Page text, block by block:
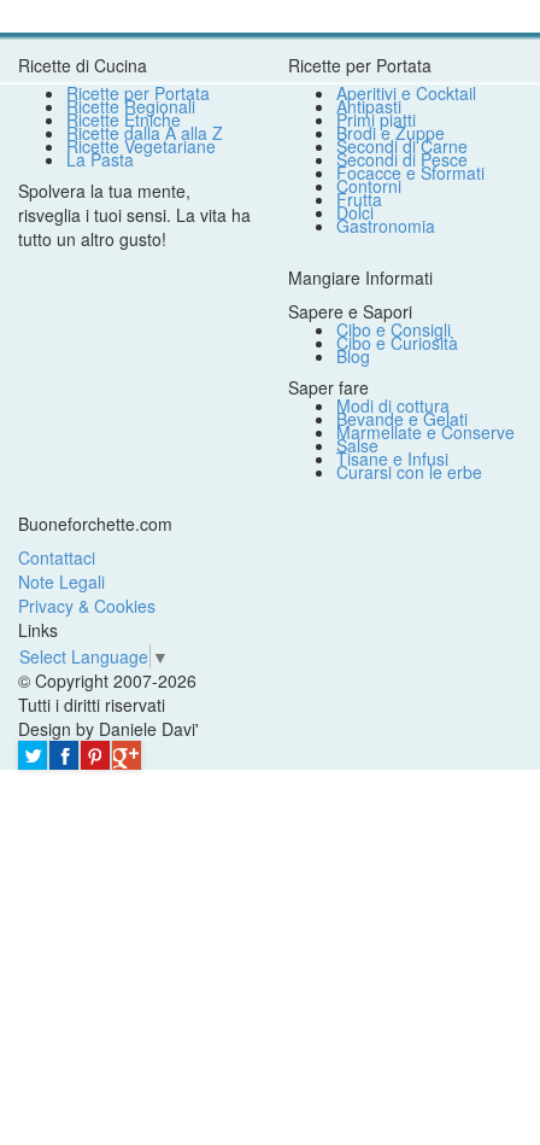
Ricette di Cucina
Ricette per Portata
Ricette Regionali
Ricette Etniche
Ricette dalla A alla Z
Ricette Vegetariane
La Pasta
Spolvera la tua mente,
risveglia i tuoi sensi. La vita ha
tutto un altro gusto!
Ricette per Portata
Aperitivi e Cocktail
Antipasti
Primi piatti
Brodi e Zuppe
Secondi di Carne
Secondi di Pesce
Focacce e Sformati
Contorni
Frutta
Dolci
Gastronomia
Mangiare Informati
Sapere e Sapori
Cibo e Consigli
Cibo e Curiosità
Blog
Saper fare
Modi di cottura
Bevande e Gelati
Marmellate e Conserve
Salse
Tisane e Infusi
Curarsi con le erbe
Buoneforchette.com
Contattaci
Note Legali
Privacy & Cookies
Links
Select Language ▼
© Copyright 2007-2026
Tutti i diritti riservati
Design by Daniele Davi'